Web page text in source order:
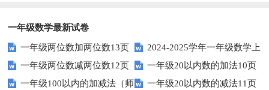
一年级数学最新试卷
一年级两位数加两位数13页
2024-2025学年一年级数学上
册期末素养测评卷（考试版A4
人教版）
一年级两位数减两位数12页
一年级20以内数的加法10页
一年级100以内的加减法（师
一年级20以内数的减法11页